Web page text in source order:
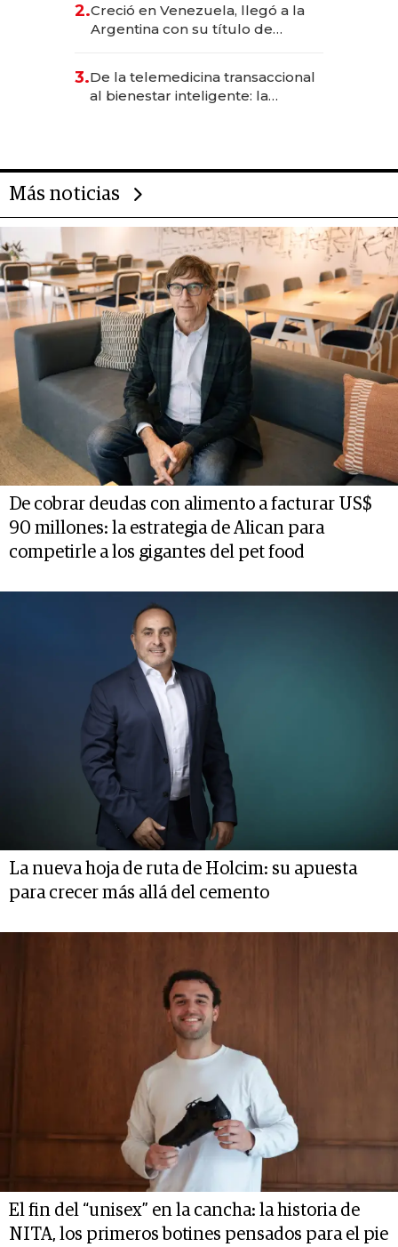
2.Creció en Venezuela, llegó a la
Argentina con su título de
las marcas "fast premium"
3.De la telemedicina transaccional
al bienestar inteligente: la
Más noticias
De cobrar deudas con alimento a facturar US$
90 millones: la estrategia de Alican para
competirle a los gigantes del pet food
La nueva hoja de ruta de Holcim: su apuesta
para crecer más allá del cemento
El fin del “unisex” en la cancha: la historia de
NITA, los primeros botines pensados para el pie